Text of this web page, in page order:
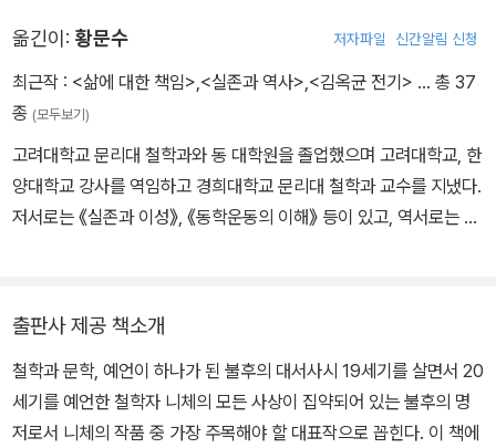
문을 제출하기 전에 이미 명문대인 스위스 바젤대학교에 초빙될 만큼
뛰어난 학생이었다. 1869년부터 스위스 바젤대학교에서 고전문헌학
교수로 일하던 그는 1879년 건강이 악화되면서 교수직을 그만두었
호텔을 전전하며 저술 활동에 매진했다. 겨울에는 따뜻한 이탈리아에
서 여름에는 독일이나 스위스에서 지내며 종교, 도덕 및 당대의 문화,
철학 그리고 과학에 대한 비평을 썼다. 그러던 중 1889년 초부터 정
본인을 ‘망치를 든 철학자’라고 부르며 규범과 사상을 깨려고 했다.
동적으로 자신의 삶을 창조하는 주체와 세계의 지배자인 초인(超人)
에 이를 존재로 보았다. 초인은 전통적인 규범과 신앙을 뛰어넘어 새
옮긴이: 황문수 저자파일 신간알림 신청
최근작 : <삶에 대한 책임>,<실존과 역사>,<김옥균 전기> … 총 37
종 (모두보기)
고려대학교 문리대 철학과와 동 대학원을 졸업했으며 고려대학교, 한
양대학교 강사를 역임하고 경희대학교 문리대 철학과 교수를 지냈다.
저서로는 《실존과 이성》, 《동학운동의 이해》 등이 있고, 역서로는 플
이 있다.
출판사 제공 책소개
철학과 문학, 예언이 하나가 된 불후의 대서사시 19세기를 살면서 20
세기를 예언한 철학자 니체의 모든 사상이 집약되어 있는 불후의 명
저로서 니체의 작품 중 가장 주목해야 할 대표작으로 꼽힌다. 이 책에